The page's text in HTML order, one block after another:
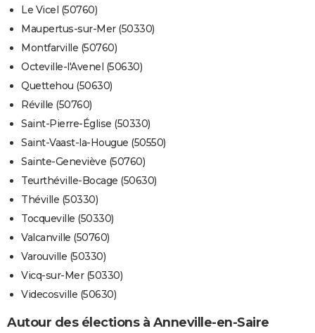
Le Vicel (50760)
Maupertus-sur-Mer (50330)
Montfarville (50760)
Octeville-l'Avenel (50630)
Quettehou (50630)
Réville (50760)
Saint-Pierre-Église (50330)
Saint-Vaast-la-Hougue (50550)
Sainte-Geneviève (50760)
Teurthéville-Bocage (50630)
Théville (50330)
Tocqueville (50330)
Valcanville (50760)
Varouville (50330)
Vicq-sur-Mer (50330)
Videcosville (50630)
Autour des élections à Anneville-en-Saire